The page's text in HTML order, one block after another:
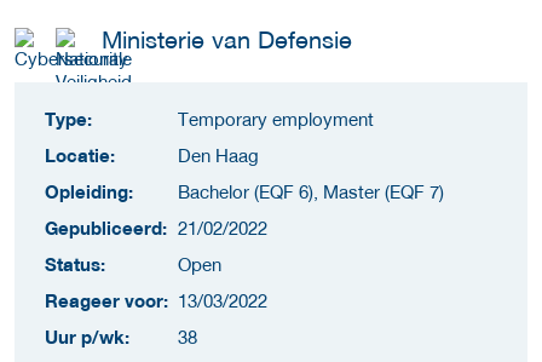
Ministerie van Defensie
Type:
Temporary employment
Locatie:
Den Haag
Opleiding:
Bachelor (EQF 6), Master (EQF 7)
Gepubliceerd: 21/02/2022
Status:
Open
Reageer voor: 13/03/2022
Uur p/wk:
38